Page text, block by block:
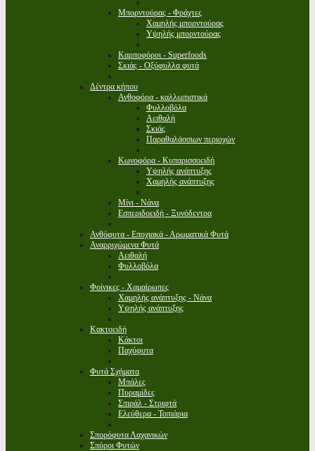
Μπορντούρας - Φράχτες
Χαμηλής μπορντούρας
Υψηλής μπορντούρας
Καρποφόροι - Superfoods
Σκιάς - Οξύφυλλα φυτά
Δέντρα κήπου
Ανθοφόρα - καλλωπιστικά
Φυλλοβόλα
Αειθαλή
Σκιάς
Παραθαλάσσιων περιοχών
Κωνοφόρα - Κυπαρισσοειδή
Υψηλής ανάπτυξης
Χαμηλής ανάπτυξης
Μίνι - Νάνα
Εσπεριδοειδή - Ξυνόδεντρα
Ανθόφυτα - Εποχιακά - Αρωματικά Φυτά
Αναρριχώμενα Φυτά
Αειθαλή
Φυλλοβόλα
Φοίνικες - Χαμαίρωπες
Χαμηλής ανάπτυξης - Νάνα
Υψηλής ανάπτυξης
Κακτοειδή
Κάκτοι
Παχύφυτα
Φυτά Σχήματα
Μπάλες
Πυραμίδες
Σπιράλ - Στριφτά
Ελεύθερα - Τοπιάρια
Σπορόφυτα Λαχανικών
Σπόροι Φυτών